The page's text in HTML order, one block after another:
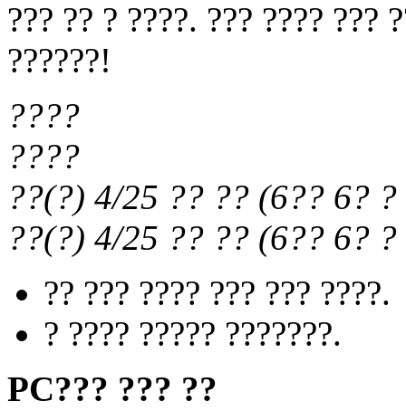
??? ?? ? ????. ??? ???? ???
??????!
????
????
??(?) 4/25 ?? ?? (6?? 6?
??(?) 4/25 ?? ?? (6?? 6?
?? ??? ???? ??? ??? ????.
? ???? ????? ???????.
PC??? ??? ??